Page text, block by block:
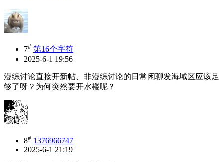
7# 第16个字符
2025-6-1 19:56
漫综讨论直接开新帖、非漫综讨论的日常闲聊发海域区应该足
够了呀？为何突然要开水楼呢？
8# 1376966747
2025-6-1 21:19